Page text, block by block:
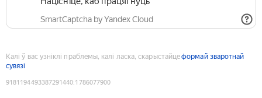
SmartCaptcha by Yandex Cloud
Калі ў вас узніклі праблемы, калі ласка, скарыстайцеформай зваротнай
сувязі
9181194493387291440:1786077900